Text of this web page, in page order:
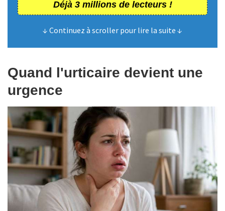
Déjà 3 millions de lecteurs !
↓ Continuez à scroller pour lire la suite ↓
Quand l'urticaire devient une
urgence